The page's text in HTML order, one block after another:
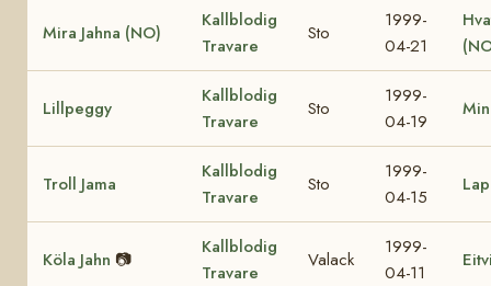
Mira Jahna (NO)
Kallblodig
Travare
Sto
1999-
04-21
Lillpeggy
Kallblodig
Travare
Sto
1999-
04-19
Troll Jama
Kallblodig
Travare
Sto
1999-
04-15
Köla Jahn 📷
Kallblodig
Travare
Valack
1999-
04-11